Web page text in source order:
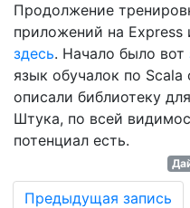
Продолжение
приложений на Express
здесь. Начало было вот
язык обучалок по Scala
описали библиотеку
Штука, по всей
потенциал есть.
Предыдущая запись